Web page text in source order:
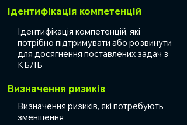
Ідентифікація компетенцій
Ідентифікація компетенцій, які
потрібно підтримувати або розвинути
для досягнення поставлених задач з
КБ/ІБ
Визначення ризиків
Визначення ризиків, які потребують
зменшення